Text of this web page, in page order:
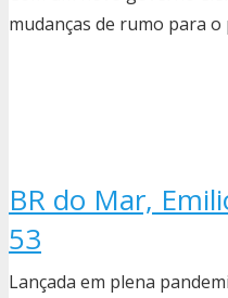
mudanças de rumo para
BR do Mar,
53
Lançada em plena